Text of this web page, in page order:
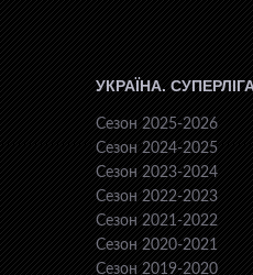
УКРАЇНА.
Сезон 2025-2026
Сезон 2024-2025
Сезон 2023-2024
Сезон 2022-2023
Сезон 2021-2022
Сезон 2020-2021
Сезон 2019-2020